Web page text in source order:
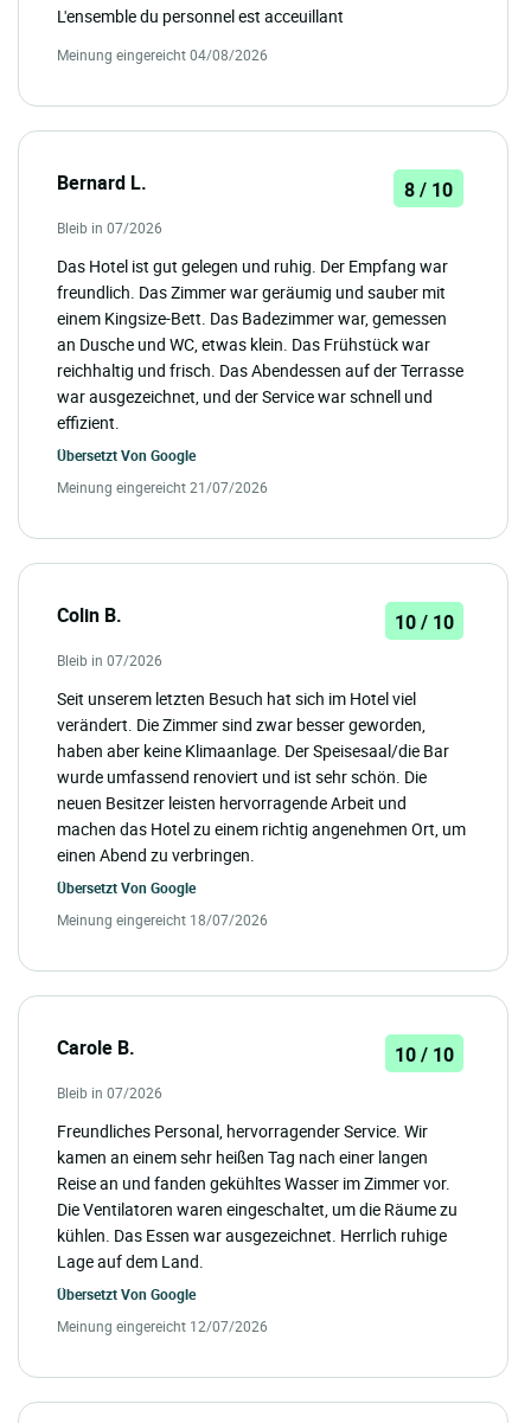
L'ensemble du personnel est acceuillant
Meinung eingereicht 04/08/2026
Bernard L. 8 / 10
Bleib in 07/2026
Das Hotel ist gut gelegen und ruhig. Der Empfang war
freundlich. Das Zimmer war geräumig und sauber mit
einem Kingsize-Bett. Das Badezimmer war, gemessen
an Dusche und WC, etwas klein. Das Frühstück war
reichhaltig und frisch. Das Abendessen auf der Terrasse
war ausgezeichnet, und der Service war schnell und
effizient.
Übersetzt Von Google
Meinung eingereicht 21/07/2026
Colin B. 10 / 10
Bleib in 07/2026
Seit unserem letzten Besuch hat sich im Hotel viel
verändert. Die Zimmer sind zwar besser geworden,
haben aber keine Klimaanlage. Der Speisesaal/die Bar
wurde umfassend renoviert und ist sehr schön. Die
neuen Besitzer leisten hervorragende Arbeit und
machen das Hotel zu einem richtig angenehmen Ort, um
einen Abend zu verbringen.
Übersetzt Von Google
Meinung eingereicht 18/07/2026
Carole B. 10 / 10
Bleib in 07/2026
Freundliches Personal, hervorragender Service. Wir
kamen an einem sehr heißen Tag nach einer langen
Reise an und fanden gekühltes Wasser im Zimmer vor.
Die Ventilatoren waren eingeschaltet, um die Räume zu
kühlen. Das Essen war ausgezeichnet. Herrlich ruhige
Lage auf dem Land.
Übersetzt Von Google
Meinung eingereicht 12/07/2026